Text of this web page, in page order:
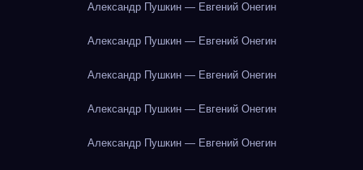
Александр Пушкин — Евгений Онегин
Александр Пушкин — Евгений Онегин
Александр Пушкин — Евгений Онегин
Александр Пушкин — Евгений Онегин
Александр Пушкин — Евгений Онегин